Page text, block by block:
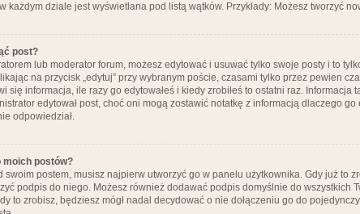
każdym dziale jest wyświetlana pod listą wątków. Przykłady: Możesz tworzyć
post?
lub moderator forum, możesz edytować i usuwać tylko swoje posty i to
na przycisk „edytuj” przy wybranym poście, czasami tylko przez pewien
się informacja, ile razy go edytowałeś i kiedy zrobiłeś to ostatni raz.
edytował post, choć oni mogą zostawić notatkę z informacją dlaczego
odpowiedział.
moich postów?
swoim postem, musisz najpierw utworzyć go w panelu użytkownika. Gdy już to
podpis do niego. Możesz również dodawać podpis domyślnie do
to zrobisz, będziesz mógł nadal decydować o nie dołączeniu go do